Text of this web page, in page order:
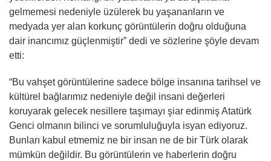
gelmemesi nedeniyle üzülerek bu yaşananların ve
medyada yer alan korkunç görüntülerin doğru olduğuna
dair inancımız güçlenmiştir” dedi ve sözlerine şöyle devam
etti:
“Bu vahşet görüntülerine sadece bölge insanına tarihsel ve
kültürel bağlarımız nedeniyle değil insani değerleri
koruyarak gelecek nesillere taşımayı şiar edinmiş Atatürk
Genci olmanın bilinci ve sorumluluğuyla isyan ediyoruz.
Bunları kabul etmemiz ne bir insan ne de bir Türk olarak
mümkün değildir. Bu görüntülerin ve haberlerin doğru